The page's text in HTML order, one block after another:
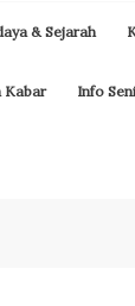
& Sejarah
Kabar Info